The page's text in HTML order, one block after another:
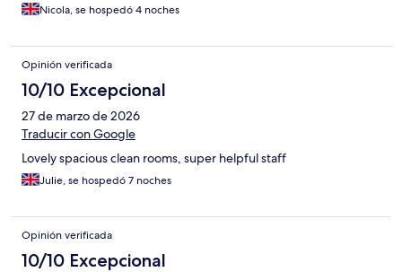
Nicola, se hospedó 4 noches
Opinión verificada
10/10 Excepcional
27 de marzo de 2026
Traducir con Google
Lovely spacious clean rooms, super helpful staff
Julie, se hospedó 7 noches
Opinión verificada
10/10 Excepcional